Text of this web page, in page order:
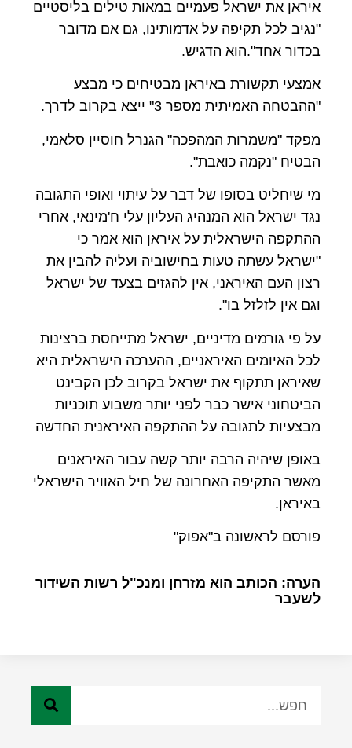
איראן את ישראל פעמיים במאות טילים בליסטיים
"נגיב לכל תקיפה על אדמותינו, גם אם מדובר
בכדור אחד".הוא הדגיש.
אמצעי תקשורת באיראן מבטיחים כי מבצע
"ההבטחה האמיתית מספר 3" ייצא בקרוב לדרך.
מפקד "משמרות המהפכה" הגנרל חוסיין סלאמי,
הבטיח "נקמה כואבת".
מי שיחליט בסופו של דבר על עיתוי ואופי התגובה
נגד ישראל הוא המנהיג העליון עלי ח'מינאי, אחרי
ההתקפה הישראלית על איראן הוא אמר כי
"ישראל עשתה טעות בחישוביה ועליה להבין את
רצון העם האיראני, אין להגזים בצעד של ישראל
וגם אין לזלזל בו".
על פי גורמים מדיניים, ישראל מתייחסת ברצינות
לכל האיומים האיראניים, ההערכה הישראלית היא
שאיראן תתקוף את ישראל בקרוב לכן הקבינט
הביטחוני אישר כבר לפני יותר משבוע תוכניות
מבצעיות לתגובה על ההתקפה האיראנית החדשה
באופן שיהיה הרבה יותר קשה עבור האיראנים
מאשר התקיפה האחרונה של חיל האוויר הישראלי
באיראן.
פורסם לראשונה ב"אפוק"
הערה: הכותב הוא מזרחן ומנכ"ל רשות השידור
לשעבר